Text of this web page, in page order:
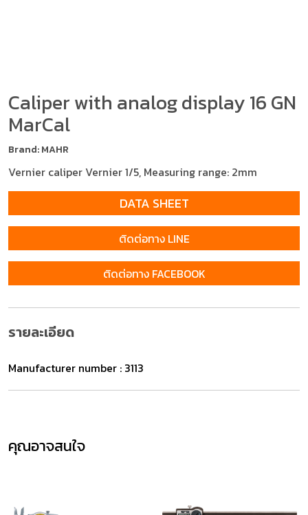
Caliper with analog display 16 GN
MarCal
Brand: MAHR
Vernier caliper Vernier 1/5, Measuring range: 2mm
DATA SHEET
ติดต่อทาง LINE
ติดต่อทาง FACEBOOK
รายละเอียด
Manufacturer number : 3113
คุณอาจสนใจ